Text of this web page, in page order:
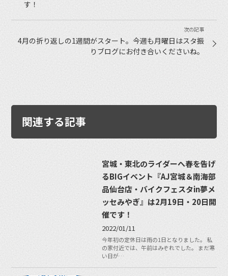
す！
4月の折り返しの1週間がスタート。今週も月曜日はスタ振
りブログにお付き合いくださいね。
関連する記事
宮城・東北のライダーへ春を告げ
るBIGイベント『AJ宮城＆南海部
品仙台店・バイクフェスタin夢メ
ッセみやぎ』は2月19日・20日開
催です！
2022/01/11
今年初の定休日は雨の1日となりました。 私
の家付近では、午前はみぞれでした。 まだ寒
い日が…